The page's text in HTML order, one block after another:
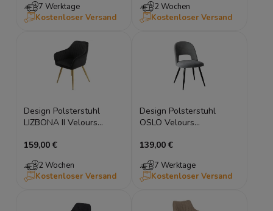
7 Werktage
Kostenloser Versand
2 Wochen
Kostenloser Versand
Design Polsterstuhl
LIZBONA II Velours
Armlehnen Gold
159,00 €
2 Wochen
Kostenloser Versand
Design Polsterstuhl
OSLO Velours
Metallbeine Schwarz
139,00 €
7 Werktage
Kostenloser Versand